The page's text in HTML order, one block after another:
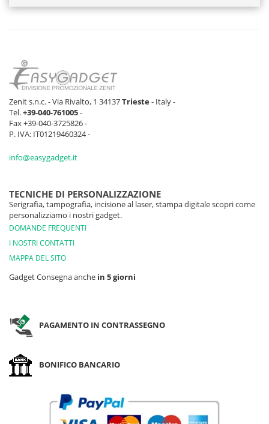
Zenit s.n.c. - Via Rivalto, 1 34137Trieste- Italy -
Tel.+39-040-761005-
Fax +39-040-3725826 -
P. IVA: IT01219460324 -
info@easygadget.it
TECNICHE DI PERSONALIZZAZIONE
Serigrafia, tampografia, incisione al laser, stampa digitale scopri come
personalizziamo i nostri gadget.
DOMANDE FREQUENTI
I NOSTRI CONTATTI
MAPPA DEL SITO
Gadget Consegna anche in 5 giorni
PAGAMENTO IN CONTRASSEGNO
BONIFICO BANCARIO